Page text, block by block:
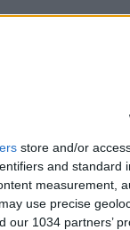
store and/or
and standard
measurement,
use precise
our 1034 partners’
#Nazionale #Azzurri
🗣️ #Nazionale
| La
tecnico |
#Azzurre